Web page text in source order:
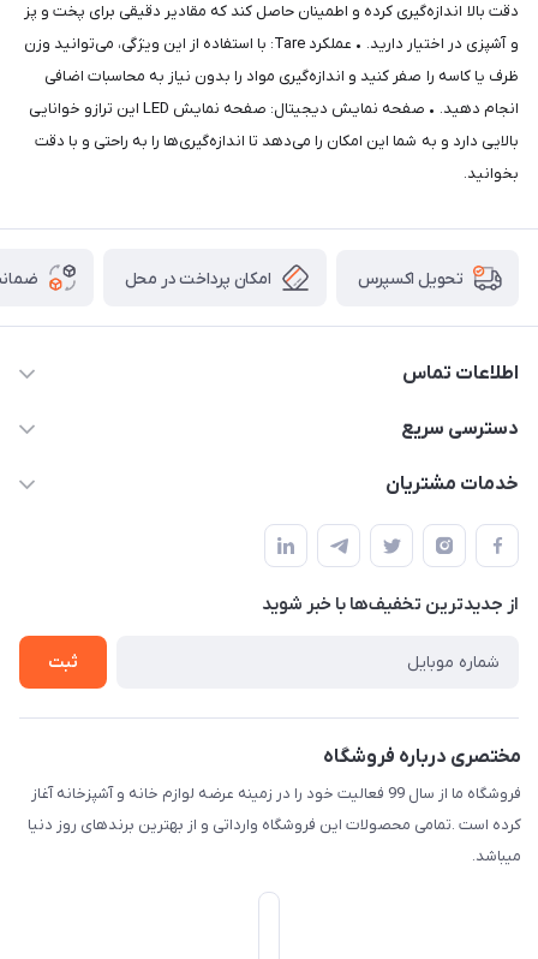
دقت بالا اندازه‌گیری کرده و اطمینان حاصل کند که مقادیر دقیقی برای پخت و پز
و آشپزی در اختیار دارید. • عملکرد Tare: با استفاده از این ویژگی، می‌توانید وزن
ظرف یا کاسه را صفر کنید و اندازه‌گیری مواد را بدون نیاز به محاسبات اضافی
انجام دهید. • صفحه نمایش دیجیتال: صفحه نمایش LED این ترازو خوانایی
بالایی دارد و به شما این امکان را می‌دهد تا اندازه‌گیری‌ها را به راحتی و با دقت
بخوانید.
تحویل اکسپرس امکان پرداخت در محل
اطلاعات تماس
09165044753
دسترسی سریع
حساب کاربری
لیست محصولات
درباره ما
خدمات مشتریان
قوانین و مقررات
حریم خصوصی
راهنما
از جدید‌ترین تخفیف‌ها با‌ خبر شوید
ثبت
مختصری درباره فروشگاه
فروشگاه ما از سال 99 فعالیت خود را در زمینه عرضه لوازم خانه و آشپزخانه آغاز
کرده است .تمامی محصولات این فروشگاه وارداتی و از بهترین برندهای روز دنیا
میباشد.